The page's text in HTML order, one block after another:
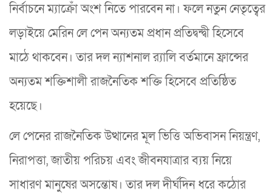
নির্বাচনে ম্যাক্রোঁ অংশ নিতে পারবেন না। ফলে নতুন নেতৃত্বের
লড়াইয়ে মেরিন লে পেন অন্যতম প্রধান প্রতিদ্বন্দ্বী হিসেবে
মাঠে থাকবেন। তার দল ন্যাশনাল র‍্যালি বর্তমানে ফ্রান্সের
অন্যতম শক্তিশালী রাজনৈতিক শক্তি হিসেবে প্রতিষ্ঠিত
হয়েছে।
লে পেনের রাজনৈতিক উত্থানের মূল ভিত্তি অভিবাসন নিয়ন্ত্রণ,
নিরাপত্তা, জাতীয় পরিচয় এবং জীবনযাত্রার ব্যয় নিয়ে
সাধারণ মানুষের অসন্তোষ। তার দল দীর্ঘদিন ধরে কঠোর